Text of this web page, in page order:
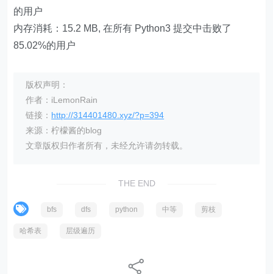
的用户
内存消耗：15.2 MB, 在所有 Python3 提交中击败了
85.02%的用户
版权声明：
作者：iLemonRain
链接： http://314401480.xyz/?p=394
来源：柠檬酱的blog
文章版权归作者所有，未经允许请勿转载。
THE END
bfs dfs python 中等 剪枝
哈希表 层级遍历